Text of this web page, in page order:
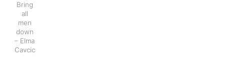
Bring
all
men
down
– Elma
Cavcic